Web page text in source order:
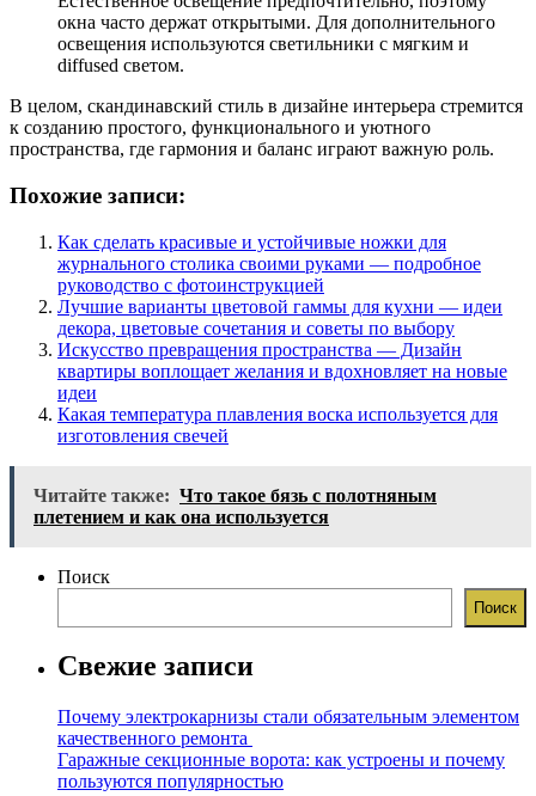
окна часто держат открытыми. Для дополнительного
освещения используются светильники с мягким и
diffused светом.
В целом, скандинавский стиль в дизайне интерьера стремится
к созданию простого, функционального и уютного
пространства, где гармония и баланс играют важную роль.
Похожие записи:
Как сделать красивые и устойчивые ножки для
журнального столика своими руками — подробное
руководство с фотоинструкцией
Лучшие варианты цветовой гаммы для кухни — идеи
декора, цветовые сочетания и советы по выбору
Искусство превращения пространства — Дизайн
квартиры воплощает желания и вдохновляет на новые
идеи
Какая температура плавления воска используется для
изготовления свечей
Читайте также: Что такое бязь с полотняным
плетением и как она используется
Поиск
Поиск
Свежие записи
Почему электрокарнизы стали обязательным элементом
качественного ремонта
Гаражные секционные ворота: как устроены и почему
пользуются популярностью